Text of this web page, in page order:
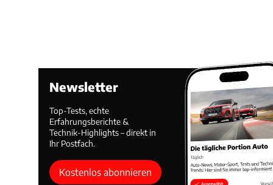
Newsletter
Top-Tests, echte
Erfahrungsberichte &
Technik-Highlights – direkt in
Ihr Postfach.
Kostenlos abonnieren